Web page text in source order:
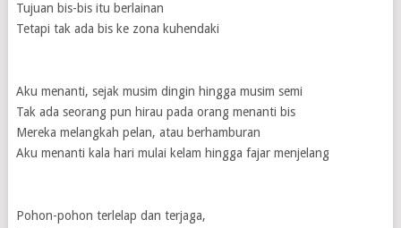
Tujuan bis-bis itu berlainan
Tetapi tak ada bis ke zona kuhendaki
Aku menanti, sejak musim dingin hingga musim semi
Tak ada seorang pun hirau pada orang menanti bis
Mereka melangkah pelan, atau berhamburan
Aku menanti kala hari mulai kelam hingga fajar menjelang
Pohon-pohon terlelap dan terjaga,